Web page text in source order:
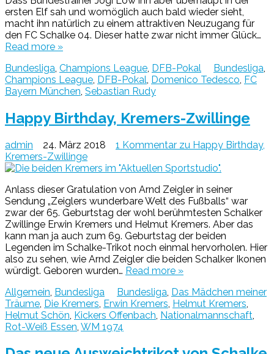
ersten Elf sah und womöglich auch bald wieder sieht,
macht ihn natürlich zu einem attraktiven Neuzugang für
den FC Schalke 04. Dieser hatte zwar nicht immer Glück…
Read more »
Bundesliga Champions League DFB-Pokal Bundesliga
Champions League DFB-Pokal Domenico Tedesco FC
Bayern München Sebastian Rudy
Happy Birthday, Kremers-Zwillinge
admin 24. März 2018 1 Kommentar zu Happy Birthday,
Kremers-Zwillinge
Anlass dieser Gratulation von Arnd Zeigler in seiner
Sendung „Zeiglers wunderbare Welt des Fußballs“ war
zwar der 65. Geburtstag der wohl berühmtesten Schalker
Zwillinge Erwin Kremers und Helmut Kremers. Aber das
kann man ja auch zum 69. Geburtstag der beiden
Legenden im Schalke-Trikot noch einmal hervorholen. Hier
also zu sehen, wie Arnd Zeigler die beiden Schalker Ikonen
würdigt. Geboren wurden… Read more »
Allgemein Bundesliga Bundesliga Das Mädchen meiner
Träume Die Kremers Erwin Kremers Helmut Kremers
Helmut Schön Kickers Offenbach Nationalmannschaft
Rot-Weiß Essen WM 1974